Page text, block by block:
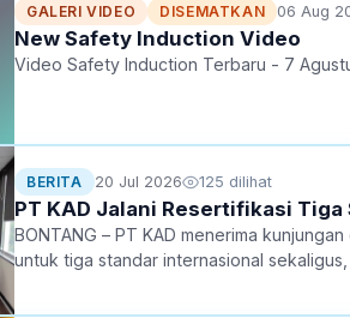
GALERI VIDEO DISEMATKAN 06 Aug
New Safety Induction Video
Video Safety Induction Terbaru - 7
BERITA 20 Jul 2026 125 dilihat
PT KAD Jalani Resertifikasi
BONTANG – PT KAD menerima
untuk tiga standar internasional sekaligus,